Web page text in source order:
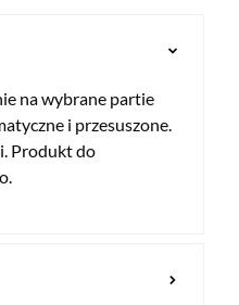
na wybrane partie
i przesuszone.
Produkt do